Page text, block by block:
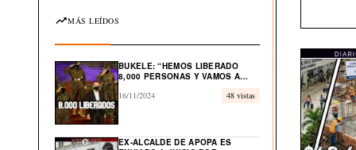
MÁS LEÍDOS
BUKELE: “HEMOS LIBERADO
8,000 PERSONAS Y VAMOS A
INOCENTES”
16/11/2024 48 vistas
EX-ALCALDE DE APOPA ES